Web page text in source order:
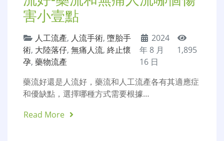
害小壹點
人工流產, 人流手術, 墮胎手
術, 大陸落仔, 無痛人流, 終止懷
孕, 藥物流產
2024
年 8 月
16 日
1,895
藥流好還是人流好，藥流和人工流產各有其適應症
和優缺點，選擇哪種方式需要根據…
Read More